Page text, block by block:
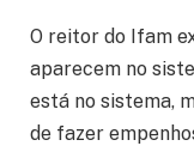
O reitor do Ifam
aparecem no
está no sistema,
de fazer